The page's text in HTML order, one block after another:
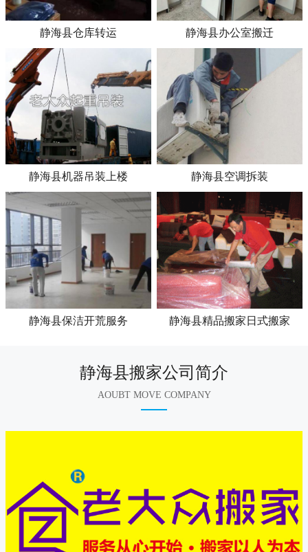
静海县仓库转运 静海县办公室搬迁
静海县机器吊装上楼 静海县空调拆装
静海县保洁开荒服务 静海县精品搬家日式搬家
静海县搬家公司简介
AOUBT MOVE COMPANY